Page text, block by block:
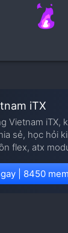
iTX
Vietnam iTX,
sẻ, học hỏi
flex, atx
| 8450